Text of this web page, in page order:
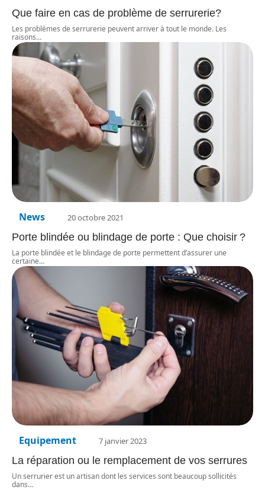
Que faire en cas de problème de serrurerie?
Les problèmes de serrurerie peuvent arriver à tout le monde. Les
raisons…
News 20 octobre 2021
Porte blindée ou blindage de porte : Que choisir ?
La porte blindée et le blindage de porte permettent d’assurer une
certaine…
Equipement 7 janvier 2023
La réparation ou le remplacement de vos serrures
Un serrurier est un artisan dont les services sont beaucoup sollicités
dans…